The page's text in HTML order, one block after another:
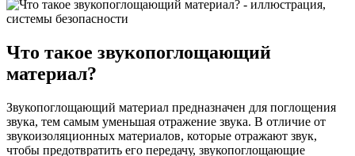
Что такое звукопоглощающий
материал?
Звукопоглощающий материал предназначен для поглощения
звука, тем самым уменьшая отражение звука. В отличие от
звукоизоляционных материалов, которые отражают звук,
чтобы предотвратить его передачу, звукопоглощающие